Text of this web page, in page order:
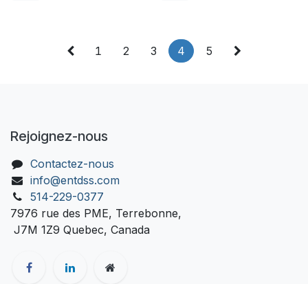
1 2 3 4 5
Rejoignez-nous
Contactez-nous
info@entdss.com
514-229-0377
7976 rue des PME, Terrebonne,
J7M 1Z9 Quebec, Canada